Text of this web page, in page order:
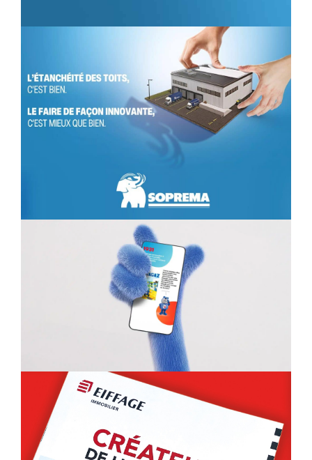
SOPREMA
CAMPAGNE PUBLICITAIRE
BUTAGAZ
RÉSEAUX SOCIAUX
EIFFAGE IMMOBILER